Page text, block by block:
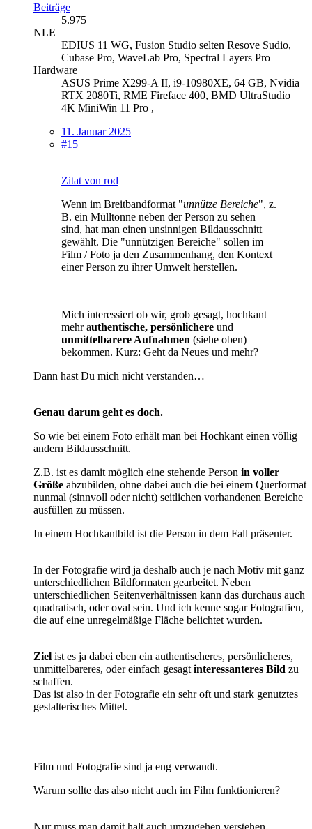
Beiträge
5.975
NLE
EDIUS 11 WG, Fusion Studio selten Resove Sudio,
Cubase Pro, WaveLab Pro, Spectral Layers Pro
Hardware
ASUS Prime X299-A II, i9-10980XE, 64 GB, Nvidia
RTX 2080Ti, RME Fireface 400, BMD UltraStudio
4K MiniWin 11 Pro ,
11. Januar 2025
#15
Zitat von rod
Wenn im Breitbandformat "unnütze Bereiche", z.
B. ein Mülltonne neben der Person zu sehen
sind, hat man einen unsinnigen Bildausschnitt
gewählt. Die "unnützigen Bereiche" sollen im
Film / Foto ja den Zusammenhang, den Kontext
einer Person zu ihrer Umwelt herstellen.
Mich interessiert ob wir, grob gesagt, hochkant
mehr authentische, persönlichere und
unmittelbarere Aufnahmen (siehe oben)
bekommen. Kurz: Geht da Neues und mehr?
Dann hast Du mich nicht verstanden…
Genau darum geht es doch.
So wie bei einem Foto erhält man bei Hochkant einen völlig
andern Bildausschnitt.
Z.B. ist es damit möglich eine stehende Person in voller
Größe abzubilden, ohne dabei auch die bei einem Querformat
nunmal (sinnvoll oder nicht) seitlichen vorhandenen Bereiche
ausfüllen zu müssen.
In einem Hochkantbild ist die Person in dem Fall präsenter.
In der Fotografie wird ja deshalb auch je nach Motiv mit ganz
unterschiedlichen Bildformaten gearbeitet. Neben
unterschiedlichen Seitenverhältnissen kann das durchaus auch
quadratisch, oder oval sein. Und ich kenne sogar Fotografien,
die auf eine unregelmäßige Fläche belichtet wurden.
Ziel ist es ja dabei eben ein authentischeres, persönlicheres,
unmittelbareres, oder einfach gesagt interessanteres Bild zu
schaffen.
Das ist also in der Fotografie ein sehr oft und stark genutztes
gestalterisches Mittel.
Film und Fotografie sind ja eng verwandt.
Warum sollte das also nicht auch im Film funktionieren?
Nur muss man damit halt auch umzugehen verstehen.